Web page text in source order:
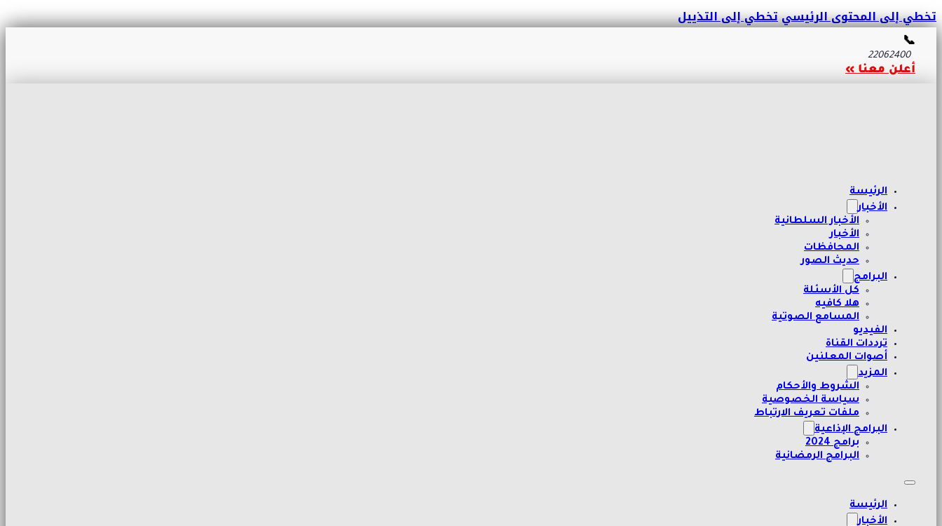
تخطي إلى المحتوى الرئيسيتخطي إلى التذييل
📞
22062400
أعلن معنا »
الرئيسة
الأخبار
الأخبار السلطانية
الأخبار
المحافظات
حديث الصور
البرامج
كل الأسئلة
هلا كافيه
المسامع الصوتية
الفيديو
ترددات القناة
أصوات المعلنين
المزيد
الشروط والأحكام
سياسة الخصوصية
ملفات تعريف الارتباط
البرامج الإذاعية
برامج 2024
البرامج الرمضانية
الرئيسة
الأخبار